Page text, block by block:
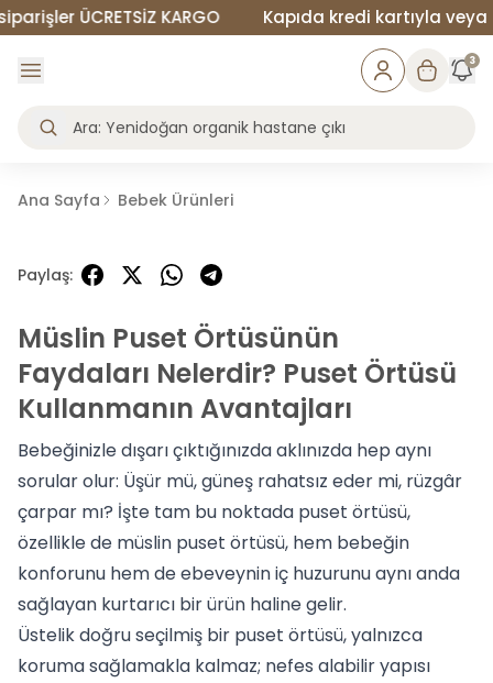
KARGO Kapıda kredi kartıyla veya nakit
3
Ana Sayfa Bebek Ürünleri
Paylaş:
Müslin Puset Örtüsünün
Faydaları Nelerdir? Puset Örtüsü
Kullanmanın Avantajları
Bebeğinizle dışarı çıktığınızda aklınızda hep aynı
sorular olur: Üşür mü, güneş rahatsız eder mi, rüzgâr
çarpar mı? İşte tam bu noktada puset örtüsü,
özellikle de müslin puset örtüsü, hem bebeğin
konforunu hem de ebeveynin iç huzurunu aynı anda
sağlayan kurtarıcı bir ürün haline gelir.
Üstelik doğru seçilmiş bir puset örtüsü, yalnızca
koruma sağlamakla kalmaz; nefes alabilir yapısı